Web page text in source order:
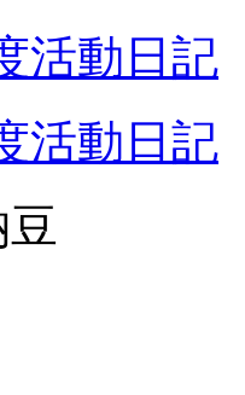
活動日記
活動日記